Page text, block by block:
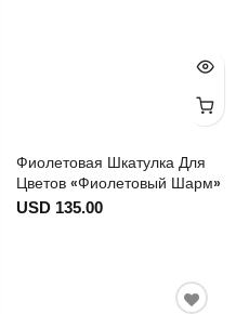
Фиолетовая Шкатулка Для
Цветов «Фиолетовый Шарм»
USD 135.00